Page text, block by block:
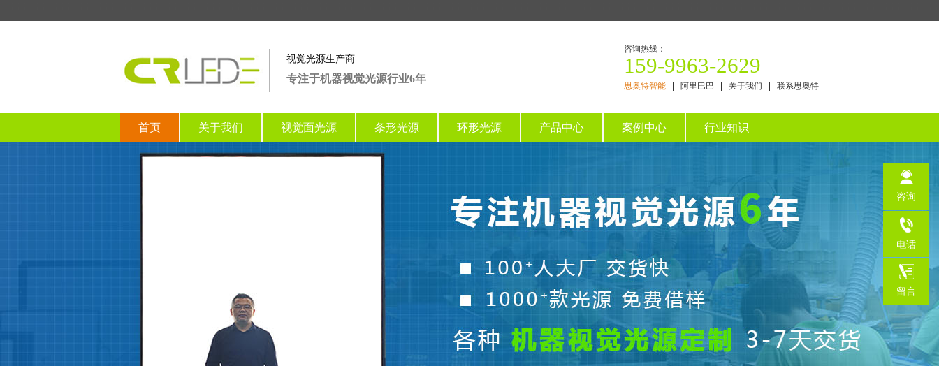
视觉光源生产商
专注于机器视觉光源行业6年
咨询热线：
159-9963-2629
思奥特智能 阿里巴巴 关于我们 联系思奥特
首页 关于我们 视觉面光源 条形光源 环形光源 产品中心 案例中心 行业知识
咨询
电话
159-
9963-
留言